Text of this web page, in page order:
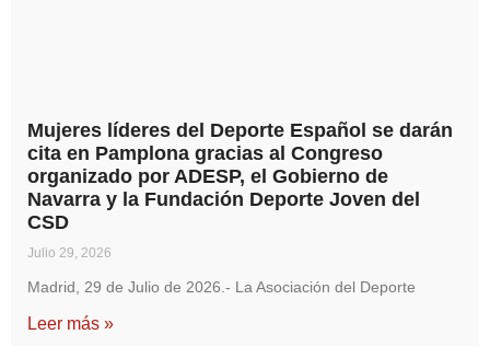
Mujeres líderes del Deporte Español se darán
cita en Pamplona gracias al Congreso
organizado por ADESP, el Gobierno de
Navarra y la Fundación Deporte Joven del
CSD
Julio 29, 2026
Madrid, 29 de Julio de 2026.- La Asociación del Deporte
Leer más »